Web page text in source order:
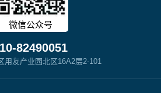
微信公众号
82490051
用友产业园北区16A2层2-101